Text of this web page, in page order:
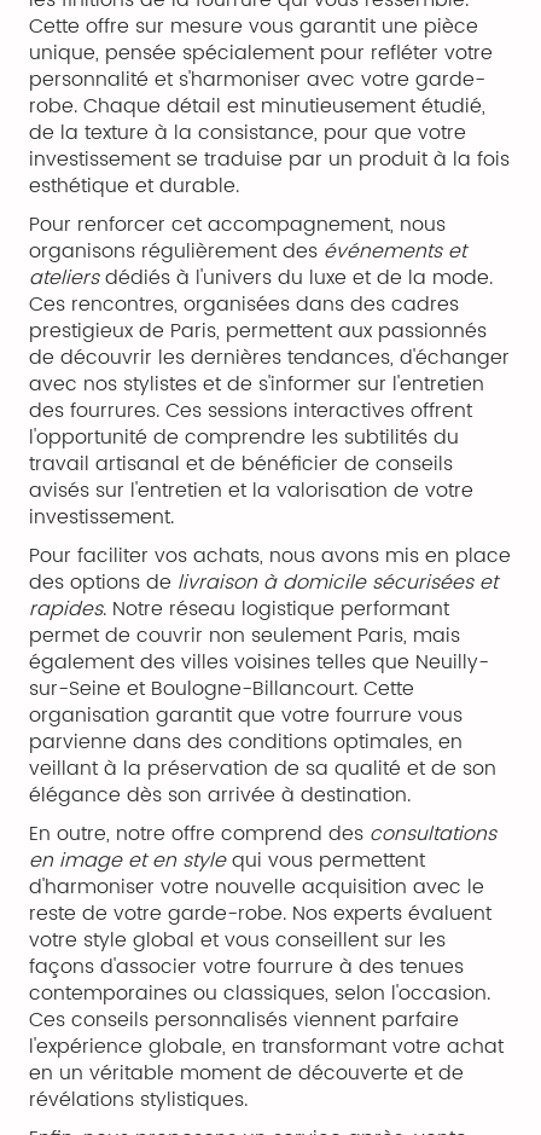
Cette offre sur mesure vous garantit une pièce
unique, pensée spécialement pour refléter votre
personnalité et s'harmoniser avec votre garde-
robe. Chaque détail est minutieusement étudié,
de la texture à la consistance, pour que votre
investissement se traduise par un produit à la fois
esthétique et durable.
Pour renforcer cet accompagnement, nous
organisons régulièrement des événements et
ateliersdédiés à l'univers du luxe et de la mode.
Ces rencontres, organisées dans des cadres
prestigieux de Paris, permettent aux passionnés
de découvrir les dernières tendances, d'échanger
avec nos stylistes et de s'informer sur l'entretien
des fourrures. Ces sessions interactives offrent
l'opportunité de comprendre les subtilités du
travail artisanal et de bénéficier de conseils
avisés sur l'entretien et la valorisation de votre
investissement.
Pour faciliter vos achats, nous avons mis en place
des options de livraison à domicile sécurisées et
rapides. Notre réseau logistique performant
permet de couvrir non seulement Paris, mais
également des villes voisines telles que Neuilly-
sur-Seine et Boulogne-Billancourt. Cette
organisation garantit que votre fourrure vous
parvienne dans des conditions optimales, en
veillant à la préservation de sa qualité et de son
élégance dès son arrivée à destination.
En outre, notre offre comprend des consultations
en image et en stylequi vous permettent
d'harmoniser votre nouvelle acquisition avec le
reste de votre garde-robe. Nos experts évaluent
votre style global et vous conseillent sur les
façons d'associer votre fourrure à des tenues
contemporaines ou classiques, selon l'occasion.
Ces conseils personnalisés viennent parfaire
l'expérience globale, en transformant votre achat
en un véritable moment de découverte et de
révélations stylistiques.